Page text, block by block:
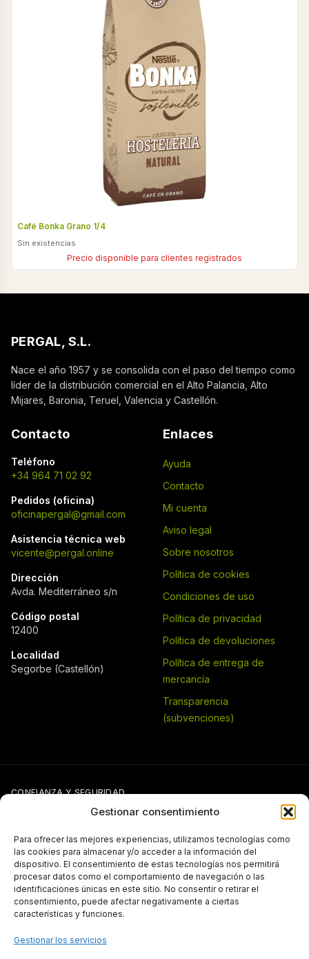
Gestionar consentimiento
Para ofrecer las mejores experiencias, utilizamos tecnologías como
las cookies para almacenar y/o acceder a la información del
dispositivo. El consentimiento de estas tecnologías nos permitirá
procesar datos como el comportamiento de navegación o las
identificaciones únicas en este sitio. No consentir o retirar el
consentimiento, puede afectar negativamente a ciertas
características y funciones.
Gestionar los servicios
Café Bonka Grano 1/4
Sin existencias
Precio disponible para clientes registrados
PERGAL, S.L.
Nace el año 1957 y se consolida con el paso del tiempo como
líder de la distribución comercial en el Alto Palancia, Alto
Mijares, Baronia, Teruel, Valencia y Castellón.
Contacto
Teléfono
+34 964 71 02 92
Pedidos (oficina)
oficinapergal@gmail.com
Asistencia técnica web
vicente@pergal.online
Dirección
Avda. Mediterráneo s/n
Código postal
12400
Localidad
Segorbe (Castellón)
Enlaces
Ayuda
Contacto
Mi cuenta
Aviso legal
Sobre nosotros
Política de cookies
Condiciones de uso
Política de privacidad
Política de devoluciones
Política de entrega de
mercancía
Transparencia
(subvenciones)
CONFIANZA Y SEGURIDAD
Si tienes otra forma de pago pactada con Pergal (giro, transferencia,
etc.), puedes seguir usándola con normalidad.
TRANSPARENCIA